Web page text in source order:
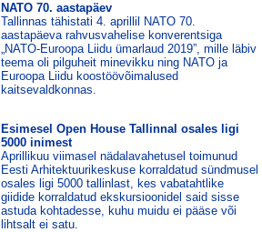
NATO 70. aastapäev
Tallinnas tähistati 4. aprillil NATO 70.
aastapäeva rahvusvahelise konverentsiga
„NATO-Euroopa Liidu ümarlaud 2019”, mille läbiv
teema oli pilguheit minevikku ning NATO ja
Euroopa Liidu koostöövõimalused
kaitsevaldkonnas.
Esimesel Open House Tallinnal osales ligi
5000 inimest
Aprillikuu viimasel nädalavahetusel toimunud
Eesti Arhitektuurikeskuse korraldatud sündmusel
osales ligi 5000 tallinlast, kes vabatahtlike
giidide korraldatud ekskursioonidel said sisse
astuda kohtadesse, kuhu muidu ei pääse või
lihtsalt ei satu.